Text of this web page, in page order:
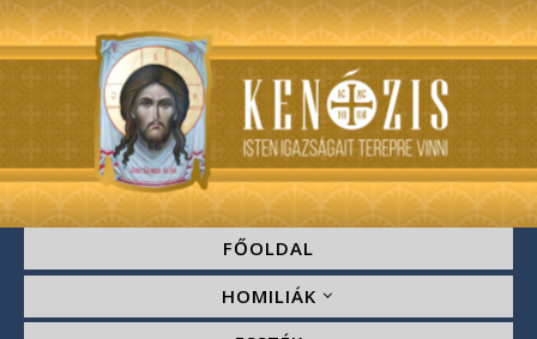
FŐOLDAL
HOMILIÁK